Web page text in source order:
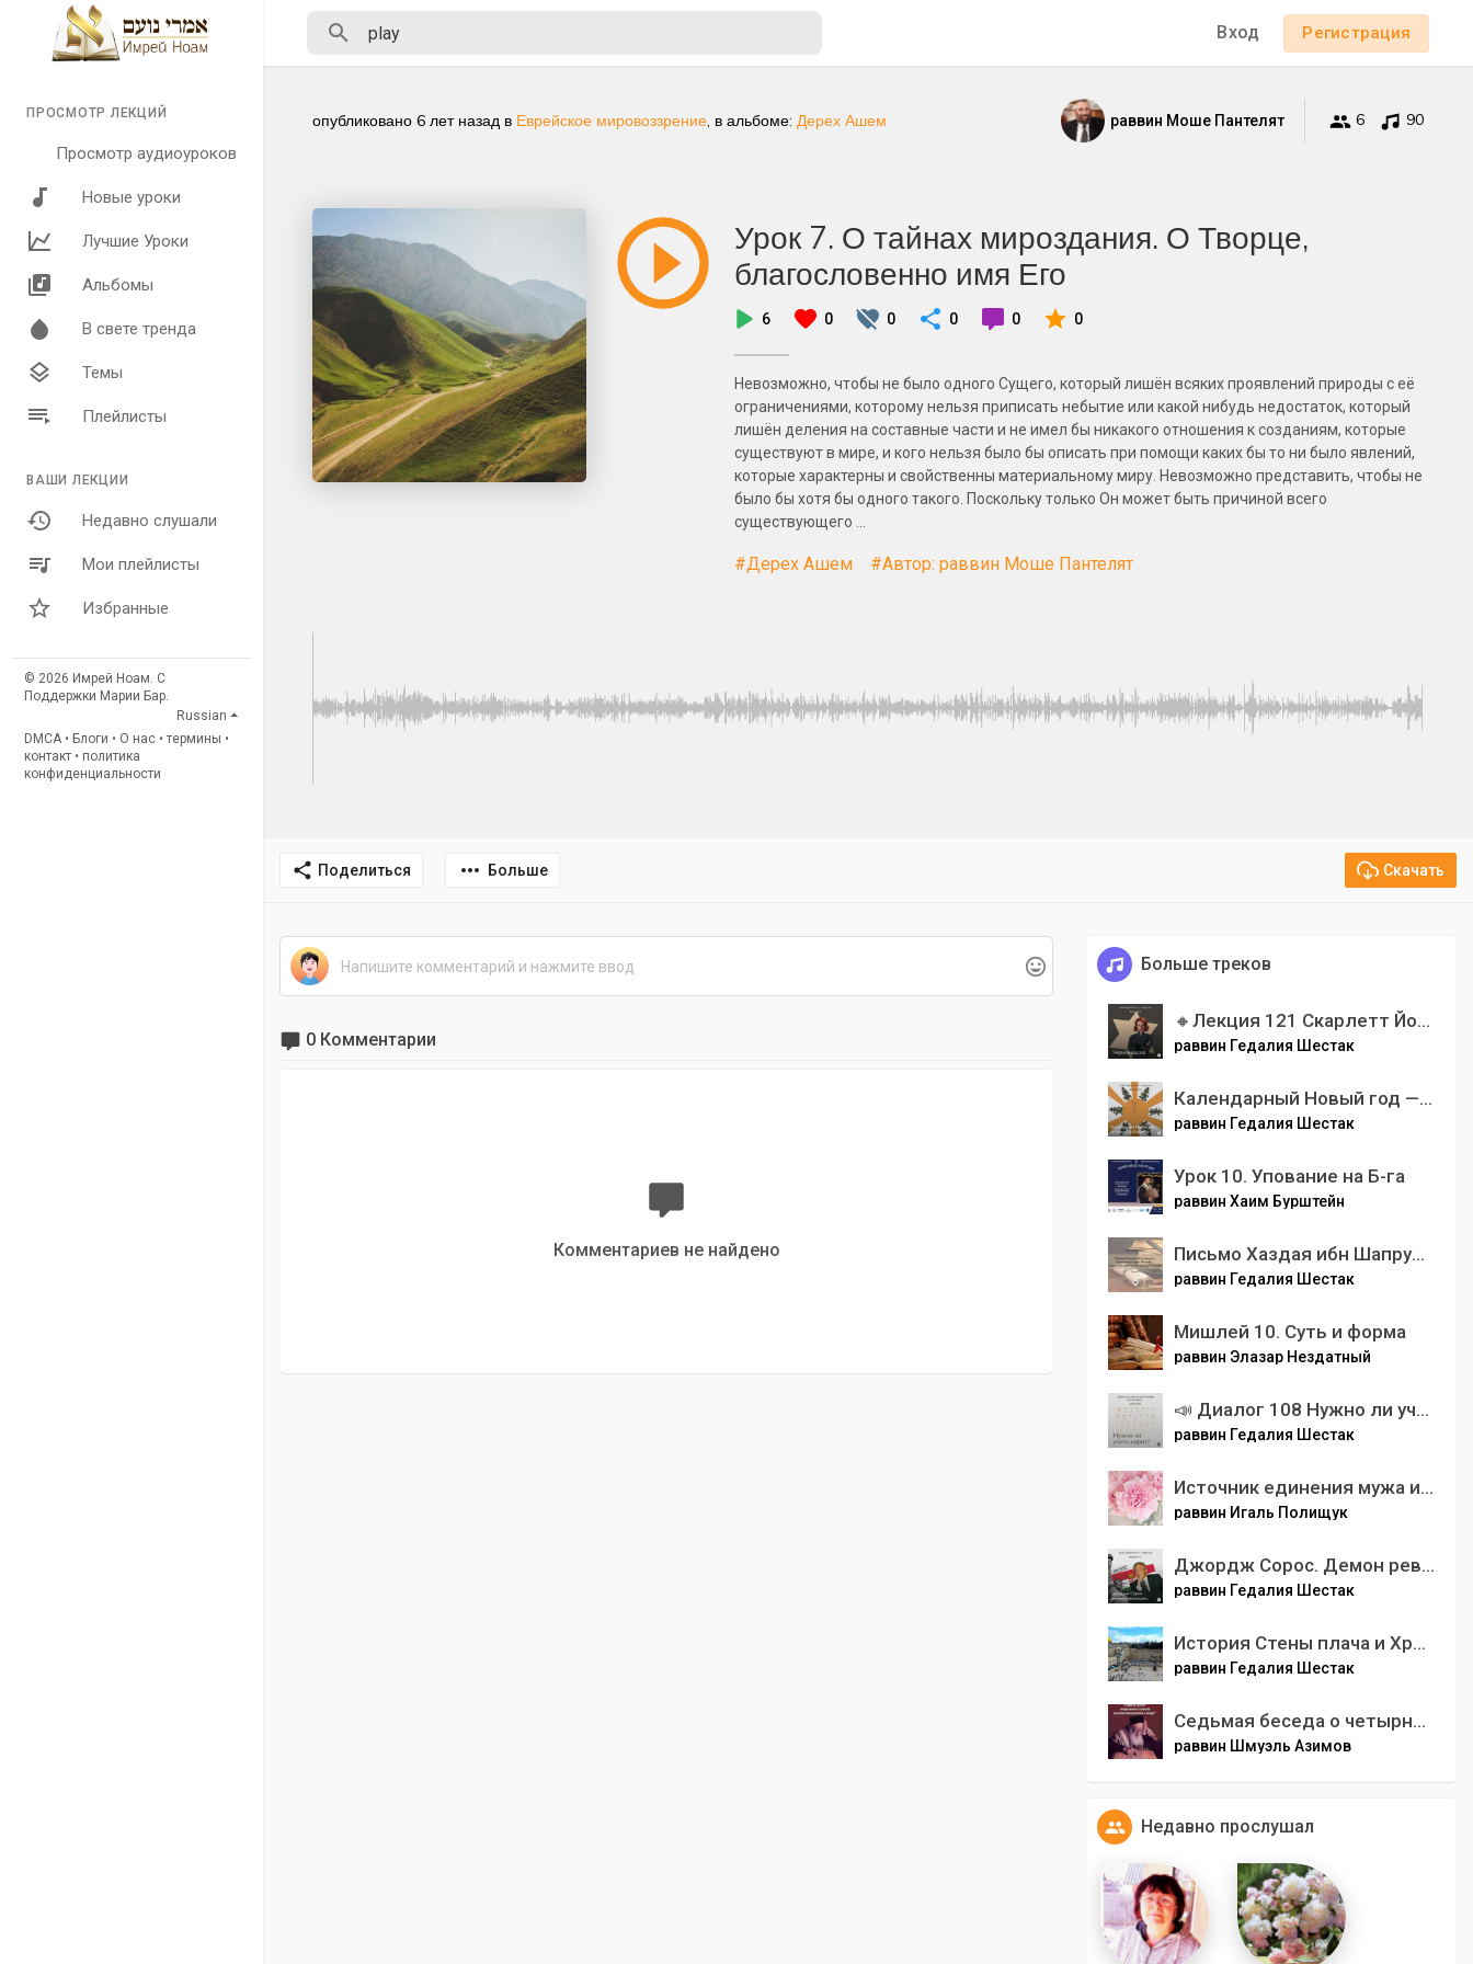
ПРОСМОТР ЛЕКЦИЙ
Просмотр аудиоуроков
Новые уроки
Лучшие Уроки
Альбомы
В свете тренда
Темы
Плейлисты
ВАШИ ЛЕКЦИИ
Недавно слушали
Мои плейлисты
Избранные
© 2026 Имрей Ноам. С
Поддержки Марии Бар.
Russian
DMCA • Блоги • О нас •термины •
контакт • политика
конфиденциальности
Вход Регистрация
опубликовано 6 лет назад в Еврейское мировоззрение , в альбоме: Дерех Ашем раввин Моше Пантелят 6 90
Урок 7. О тайнах мироздания. О Творце,
благословенно имя Его
6 0 0 0 0 0
Невозможно, чтобы не было одного Сущего, который лишён всяких проявлений природы с её
ограничениями, которому нельзя приписать небытие или какой нибудь недостаток, который
лишён деления на составные части и не имел бы никакого отношения к созданиям, которые
существуют в мире, и кого нельзя было бы описать при помощи каких бы то ни было явлений,
которые характерны и свойственны материальному миру. Невозможно представить, чтобы не
было бы хотя бы одного такого. Поскольку только Он может быть причиной всего
существующего …
#Дерех Ашем #Автор: раввин Моше Пантелят
Поделиться Больше Скачать
0 Комментарии
Комментариев не найдено
Больше треков
🔸Лекция 121 Скарлетт Йоханссон. Черная вдова
раввин Гедалия Шестак
Календарный Новый год — от Адама до Байдена
раввин Гедалия Шестак
Урок 10. Упование на Б-га
раввин Хаим Бурштейн
Письмо Хаздая ибн Шапрута хазарскому царю Йосефу Часть 9. Хазарские цари от Овадьи до Йосефа
раввин Гедалия Шестак
Мишлей 10. Суть и форма
раввин Элазар Нездатный
📣 Диалог 108 Нужно ли учить иврит?
раввин Гедалия Шестак
Источник единения мужа и жены
раввин Игаль Полищук
Джордж Сорос. Демон революции
раввин Гедалия Шестак
История Стены плача и Храмовой горы.
раввин Гедалия Шестак
Седьмая беседа о четырнадцатой мине второй главы трактатата Пиркей Авот.mp3
раввин Шмуэль Азимов
Недавно прослушал